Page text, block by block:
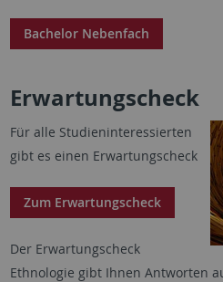
Bachelor Nebenfach
Erwartungscheck
Für alle Studieninteressierten
gibt es einen Erwartungscheck
Zum Erwartungscheck
Der Erwartungscheck
Ethnologie gibt Ihnen Antworten